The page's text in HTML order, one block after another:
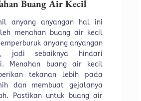
Buang Air Kecil
anyang anyangan hal ini
menahan buang air kecil
anyang anyangan
jadi sebaiknya hindari
Menahan buang air kecil
tekanan lebih pada
dan membuat gejalanya
Pastikan untuk buang air